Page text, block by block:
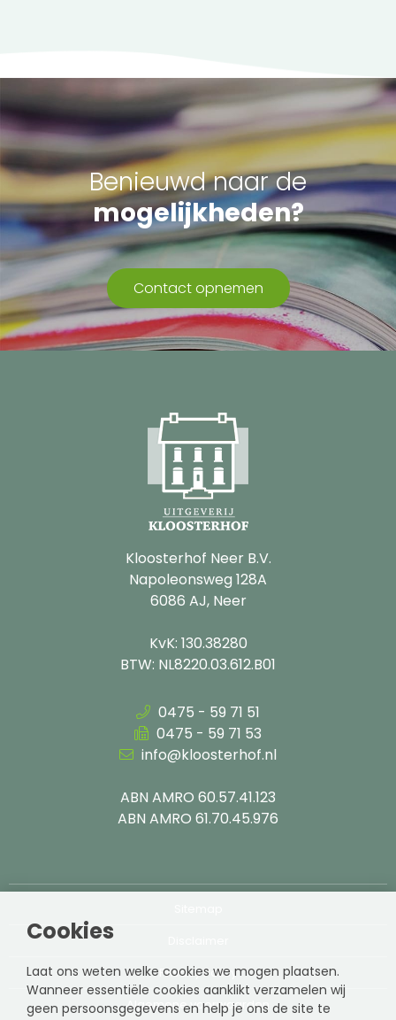
Cookies
Laat ons weten welke cookies we mogen plaatsen.
Wanneer essentiële cookies aanklikt verzamelen wij
geen persoonsgegevens en help je ons de site te
Benieuwd naar de
mogelijkheden?
Contact opnemen
Kloosterhof Neer B.V.
Napoleonsweg 128A
6086 AJ, Neer
KvK: 130.38280
BTW: NL8220.03.612.B01
0475 - 59 71 51
0475 - 59 71 53
info@kloosterhof.nl
ABN AMRO 60.57.41.123
ABN AMRO 61.70.45.976
Privacy Policy
Algemene voorwaarden